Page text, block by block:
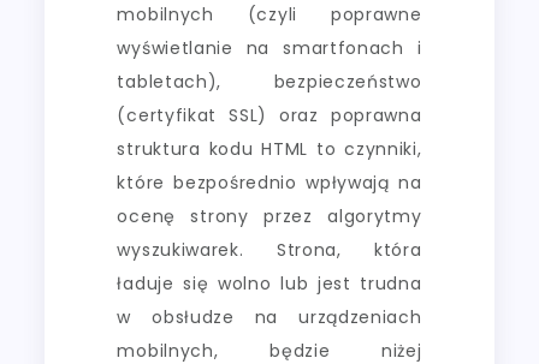
mobilnych (czyli poprawne
wyświetlanie na smartfonach i
tabletach), bezpieczeństwo
(certyfikat SSL) oraz poprawna
struktura kodu HTML to czynniki,
które bezpośrednio wpływają na
ocenę strony przez algorytmy
wyszukiwarek. Strona, która
ładuje się wolno lub jest trudna
w obsłudze na urządzeniach
mobilnych, będzie niżej